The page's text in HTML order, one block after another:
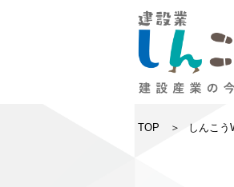
TOP しんこう